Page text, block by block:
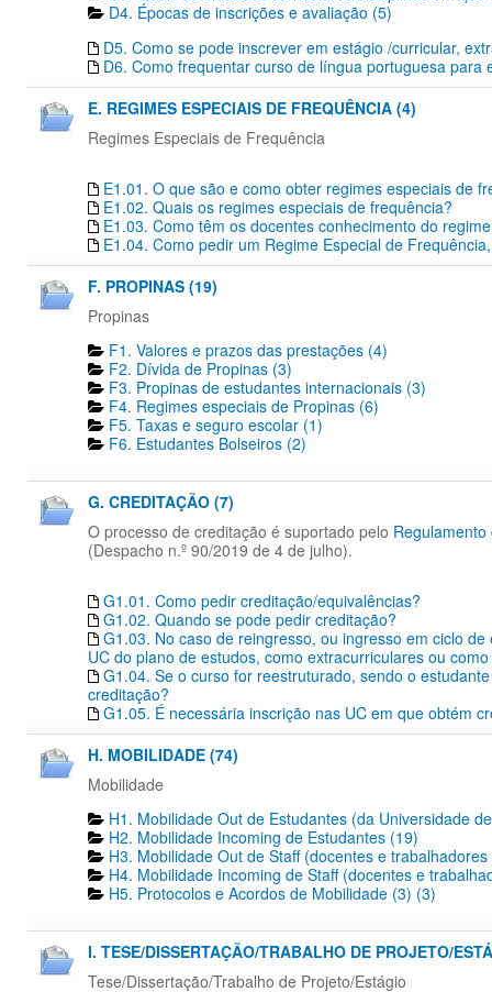
D4. Épocas de inscrições e avaliação (5)
D5. Como se pode inscrever em estágio /curricular,
D6. Como frequentar curso de língua portuguesa para
E. REGIMES ESPECIAIS DE FREQUÊNCIA (4)
Regimes Especiais de Frequência
E1.01. O que são e como obter regimes especiais de
E1.02. Quais os regimes especiais de frequência?
E1.03. Como têm os docentes conhecimento do
E1.04. Como pedir um Regime Especial de
F. PROPINAS (19)
Propinas
F1. Valores e prazos das prestações (4)
F2. Dívida de Propinas (3)
F3. Propinas de estudantes internacionais (3)
F4. Regimes especiais de Propinas (6)
F5. Taxas e seguro escolar (1)
F6. Estudantes Bolseiros (2)
G. CREDITAÇÃO (7)
O processo de creditação é suportado pelo
(Despacho n.º 90/2019 de 4 de julho).
G1.01. Como pedir creditação/equivalências?
G1.02. Quando se pode pedir creditação?
G1.03. No caso de reingresso, ou ingresso em ciclo
UC do plano de estudos, como extracurriculares ou
G1.04. Se o curso for reestruturado, sendo o
creditação?
G1.05. É necessária inscrição nas UC em que obtém
H. MOBILIDADE (74)
Mobilidade
H1. Mobilidade Out de Estudantes (da Universidade
H2. Mobilidade Incoming de Estudantes (19)
H3. Mobilidade Out de Staff (docentes e
H4. Mobilidade Incoming de Staff (docentes e
H5. Protocolos e Acordos de Mobilidade (3) (3)
I. TESE/DISSERTAÇÃO/TRABALHO DE PROJETO/
Tese/Dissertação/Trabalho de Projeto/Estágio